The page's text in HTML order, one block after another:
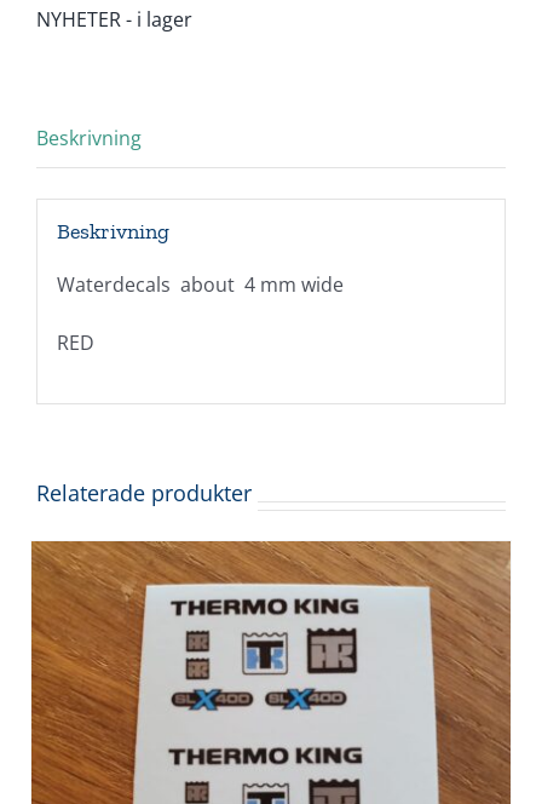
mängd
NYHETER - i lager
Beskrivning
Beskrivning
Waterdecals about 4 mm wide
RED
Relaterade produkter